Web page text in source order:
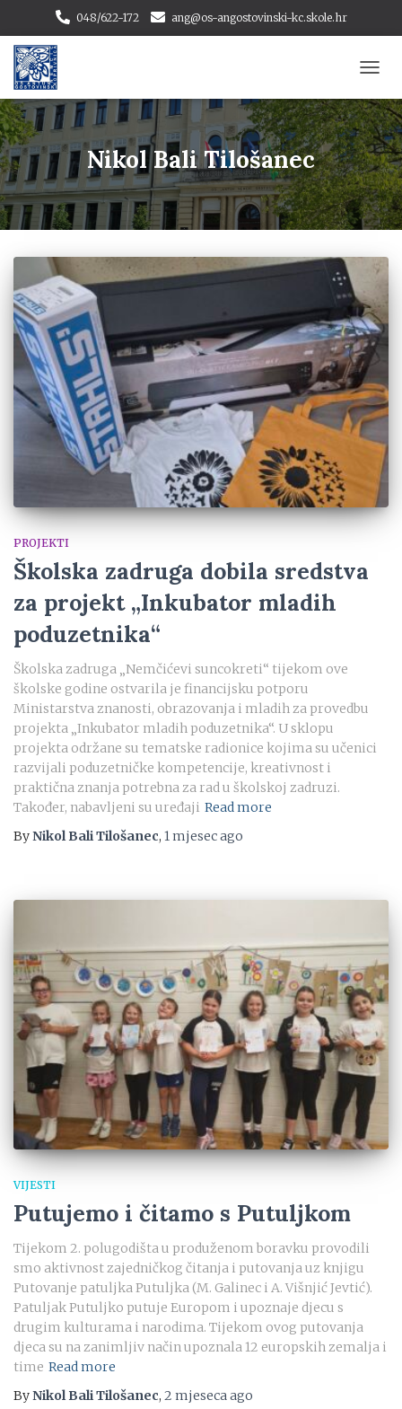
048/622-172 ang@os-angostovinski-kc.skole.hr
Nikol Bali Tilošanec
PROJEKTI
Školska zadruga dobila sredstva
za projekt „Inkubator mladih
poduzetnika“
Školska zadruga „Nemčićevi suncokreti“ tijekom ove
školske godine ostvarila je financijsku potporu
Ministarstva znanosti, obrazovanja i mladih za provedbu
projekta „Inkubator mladih poduzetnika“. U sklopu
projekta održane su tematske radionice kojima su učenici
razvijali poduzetničke kompetencije, kreativnost i
praktična znanja potrebna za rad u školskoj zadruzi.
Također, nabavljeni su uređaji Read more
ByNikol Bali Tilošanec, 1 mjesecago
VIJESTI
Putujemo i čitamo s Putuljkom
Tijekom 2. polugodišta u produženom boravku provodili
smo aktivnost zajedničkog čitanja i putovanja uz knjigu
Putovanje patuljka Putuljka (M. Galinec i A. Višnjić Jevtić).
Patuljak Putuljko putuje Europom i upoznaje djecu s
drugim kulturama i narodima. Tijekom ovog putovanja
djeca su na zanimljiv način upoznala 12 europskih zemalja i
time Read more
ByNikol Bali Tilošanec, 2 mjesecaago